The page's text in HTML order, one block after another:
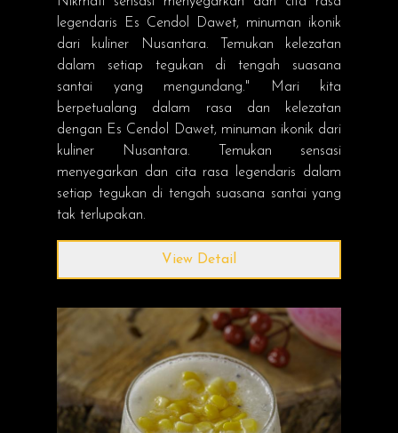
legendaris Es Cendol Dawet, minuman ikonik
dari kuliner Nusantara. Temukan kelezatan
dalam setiap tegukan di tengah suasana
santai yang mengundang." Mari kita
berpetualang dalam rasa dan kelezatan
dengan Es Cendol Dawet, minuman ikonik dari
kuliner Nusantara. Temukan sensasi
menyegarkan dan cita rasa legendaris dalam
setiap tegukan di tengah suasana santai yang
tak terlupakan.
View Detail